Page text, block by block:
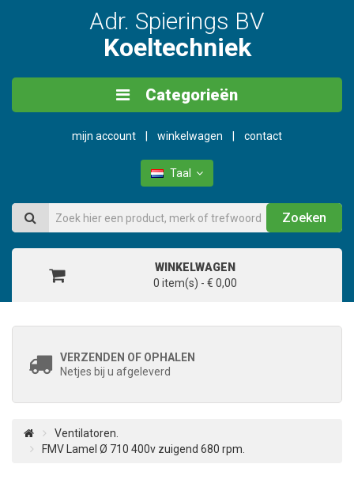
Adr. Spierings BV
Koeltechniek
Categorieën
mijn account winkelwagen contact
Taal
Zoeken
WINKELWAGEN
0 item(s) - € 0,00
VERZENDEN OF OPHALEN
Netjes bij u afgeleverd
Ventilatoren.
FMV Lamel Ø 710 400v zuigend 680 rpm.